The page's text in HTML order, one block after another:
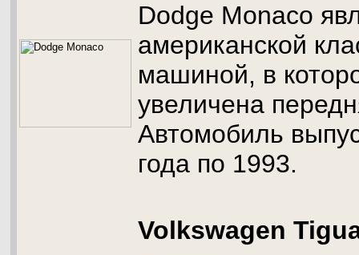
Dodge Monaco
американской
машиной, в
увеличена
Автомобиль
года по 1993.
Volkswagen